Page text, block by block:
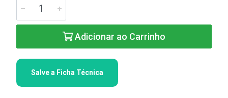
Adicionar ao Carrinho
Salve a Ficha Técnica